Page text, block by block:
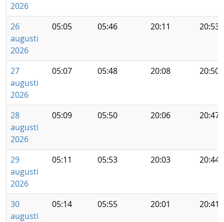
2026
26
augusti
2026
05:05 05:46 20:11 20:53
27
augusti
2026
05:07 05:48 20:08 20:50
28
augusti
2026
05:09 05:50 20:06 20:47
29
augusti
2026
05:11 05:53 20:03 20:44
30
augusti
05:14 05:55 20:01 20:41